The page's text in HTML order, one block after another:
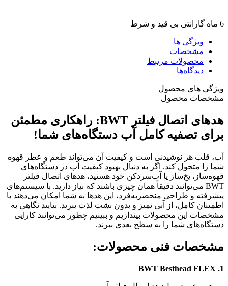
6 ماه گارانتی بی قید و شرط
ویژگی ها
مشخصات
محصولات مرتبط
دیدگاه‌ها
ویژگی های محصول
مشخصات محصول
هدهای اتصال فیلتر BWT: راهکاری مطمئن
برای تصفیه کامل آب دستگاه‌های شما!
آب، قلب هر نوشیدنی است و کیفیت آن می‌تواند طعم و عطر قهوه
شما را متحول کند. اگر به دنبال بهبود کیفیت آب در دستگاه‌های
قهوه‌ساز، یخ‌ساز یا آب‌سردکن خود هستید، هدهای اتصال فیلتر
BWT می‌توانند دقیقاً همان چیزی باشند که نیاز دارید. با سیستم‌های
پیشرفته و طراحی منحصربه‌فرد، این هدها به شما امکان می‌دهند با
اطمینان کامل، از آبی تمیز و بدون نشت لذت ببرید. بیایید نگاهی به
مشخصات این محصولات بیندازیم و ببینیم چطور می‌توانند کارایی
دستگاه‌های شما را به سطح بعدی ببرند.
مشخصات فنی محصولات:
1. BWT Besthead FLEX